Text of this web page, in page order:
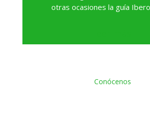
otras ocasiones la guía
Conócenos